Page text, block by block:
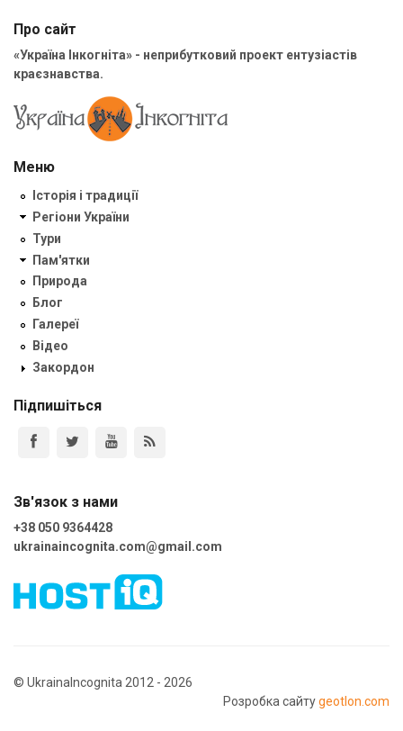
Про сайт
«Україна Інкогніта» - неприбутковий проект ентузіастів
краєзнавства.
Меню
Історія і традиції
Регіони України
Тури
Пам'ятки
Природа
Блог
Галереї
Відео
Закордон
Підпишіться
Зв'язок з нами
+38 050 9364428
ukrainaincognita.com@gmail.com
© UkrainaIncognita 2012 - 2026
Розробка сайтуgeotlon.com